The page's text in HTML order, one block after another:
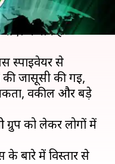
सामने आने के
आए। ये नाम हैं-
स्पाईवेयर से
जासूसी की गई,
वकील और बड़े
को लेकर लोगों में
बारे में विस्तार से